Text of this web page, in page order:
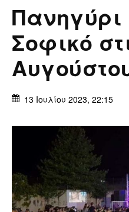
Πανηγύρι
Σοφικό
13 Ιουλίου 2023, 22:15